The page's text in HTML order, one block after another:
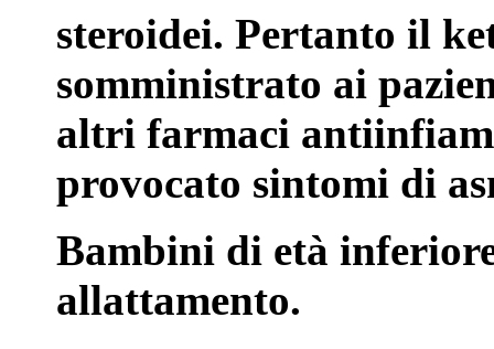
steroidei. Pertanto il
somministrato ai
altri farmaci
provocato sintomi di
Bambini di età
allattamento.